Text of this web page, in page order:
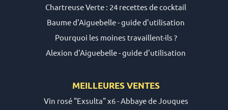
Chartreuse Verte : 24 recettes de cocktail
Baume d'Aiguebelle - guide d'utilisation
Pourquoi les moines travaillent-ils ?
Alexion d'Aiguebelle - guide d'utilisation
MEILLEURES VENTES
Vin rosé "Exsulta" x6 - Abbaye de Jouques